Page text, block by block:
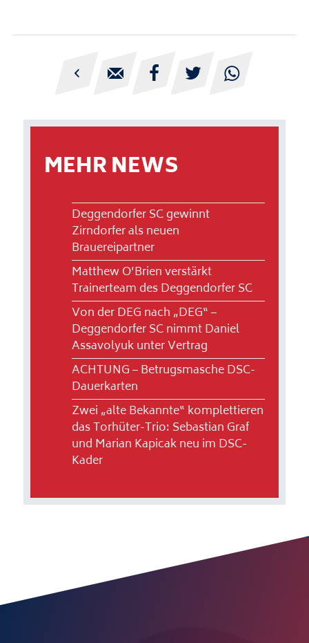
    
MEHR NEWS
Deggendorfer SC gewinnt
Zirndorfer als neuen
Brauereipartner
Matthew O’Brien verstärkt
Trainerteam des Deggendorfer SC
Von der DEG nach „DEG“ –
Deggendorfer SC nimmt Daniel
Assavolyuk unter Vertrag
ACHTUNG – Betrugsmasche DSC-
Dauerkarten
Zwei „alte Bekannte“ komplettieren
das Torhüter-Trio: Sebastian Graf
und Marian Kapicak neu im DSC-
Kader